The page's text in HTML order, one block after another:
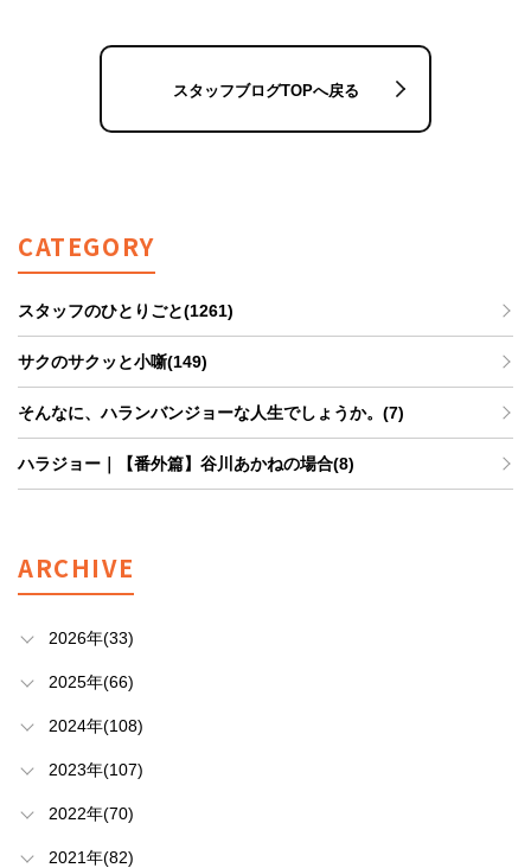
スタッフブログTOPへ戻る
CATEGORY
スタッフのひとりごと(1261)
サクのサクッと小噺(149)
そんなに、ハランバンジョーな人生でしょうか。(7)
ハラジョー｜【番外篇】谷川あかねの場合(8)
ARCHIVE
2026年(33)
2025年(66)
2024年(108)
2023年(107)
2022年(70)
2021年(82)